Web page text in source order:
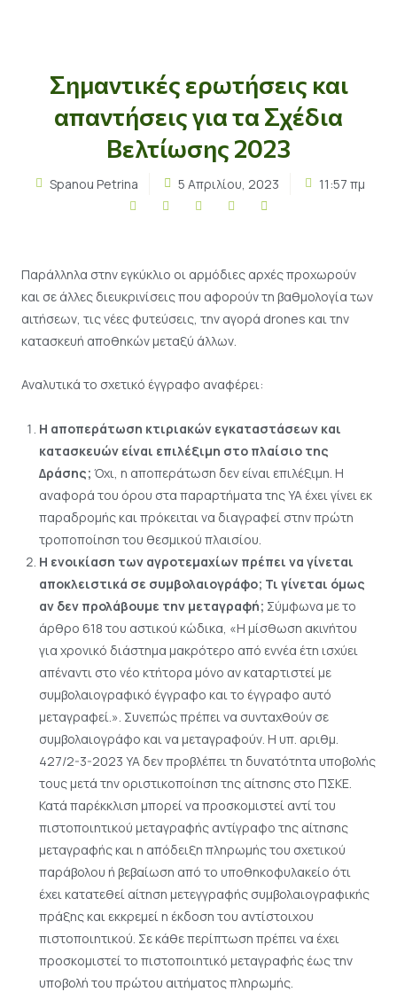
Σημαντικές ερωτήσεις και
απαντήσεις για τα Σχέδια
Βελτίωσης 2023
Spanou Petrina 5 Απριλίου, 2023 11:57 πμ
Παράλληλα στην εγκύκλιο οι αρμόδιες αρχές προχωρούν
και σε άλλες διευκρινίσεις που αφορούν τη βαθμολογία των
αιτήσεων, τις νέες φυτεύσεις, την αγορά drones και την
κατασκευή αποθηκών μεταξύ άλλων.
Αναλυτικά το σχετικό έγγραφο αναφέρει:
Η αποπεράτωση κτιριακών εγκαταστάσεων και
κατασκευών είναι επιλέξιμη στο πλαίσιο της
Δράσης; Όχι, η αποπεράτωση δεν είναι επιλέξιμη. Η
αναφορά του όρου στα παραρτήματα της ΥΑ έχει γίνει εκ
παραδρομής και πρόκειται να διαγραφεί στην πρώτη
τροποποίηση του θεσμικού πλαισίου.
Η ενοικίαση των αγροτεμαχίων πρέπει να γίνεται
αποκλειστικά σε συμβολαιογράφο; Τι γίνεται όμως
αν δεν προλάβουμε την μεταγραφή; Σύμφωνα με το
άρθρο 618 του αστικού κώδικα, «Η μίσθωση ακινήτου
για χρονικό διάστημα μακρότερο από εννέα έτη ισχύει
απέναντι στο νέο κτήτορα μόνο αν καταρτιστεί με
συμβολαιογραφικό έγγραφο και το έγγραφο αυτό
μεταγραφεί.». Συνεπώς πρέπει να συνταχθούν σε
συμβολαιογράφο και να μεταγραφούν. Η υπ. αριθμ.
427/2-3-2023 ΥΑ δεν προβλέπει τη δυνατότητα υποβολής
τους μετά την οριστικοποίηση της αίτησης στο ΠΣΚΕ.
Κατά παρέκκλιση μπορεί να προσκομιστεί αντί του
πιστοποιητικού μεταγραφής αντίγραφο της αίτησης
μεταγραφής και η απόδειξη πληρωμής του σχετικού
παράβολου ή βεβαίωση από το υποθηκοφυλακείο ότι
έχει κατατεθεί αίτηση μετεγγραφής συμβολαιογραφικής
πράξης και εκκρεμεί η έκδοση του αντίστοιχου
πιστοποιητικού. Σε κάθε περίπτωση πρέπει να έχει
προσκομιστεί το πιστοποιητικό μεταγραφής έως την
υποβολή του πρώτου αιτήματος πληρωμής.